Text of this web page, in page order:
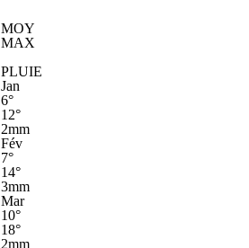
MOY
MAX
PLUIE
Jan
6°
12°
2mm
Fév
7°
14°
3mm
Mar
10°
18°
2mm